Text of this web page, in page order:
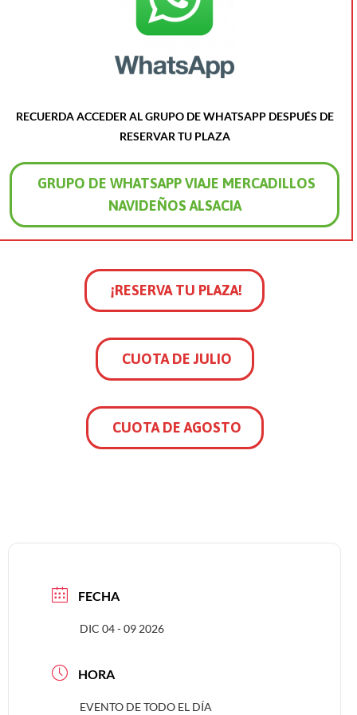
RECUERDA ACCEDER AL GRUPO DE WHATSAPP DESPUÉS DE
RESERVAR TU PLAZA
GRUPO DE WHATSAPP VIAJE MERCADILLOS
NAVIDEÑOS ALSACIA
¡RESERVA TU PLAZA!
CUOTA DE JULIO
CUOTA DE AGOSTO
FECHA
DIC 04 - 09 2026
HORA
EVENTO DE TODO EL DÍA